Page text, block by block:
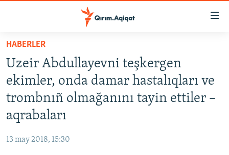
Esas
qaytmaq
Baş
navigatsiyağa
qaytmaq
Qıdıruvğa
SİYASET
İQTİSADİYAT
CEMİYET
İNSAN AQLARI
HABERLER
Uzeir Abdullayevni teşkergen
ekimler, onda damar hastalıqları ve
trombnıñ olmağanını tayin ettiler –
aqrabaları
13 may 2018, 15:30